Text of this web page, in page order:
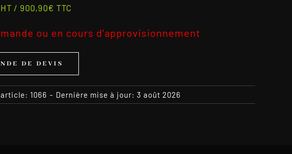
HT / 900,90€ TTC
ou en cours d'approvisionnement
DE DEVIS
article: 1066 - Dernière mise à jour: 3 août 2026